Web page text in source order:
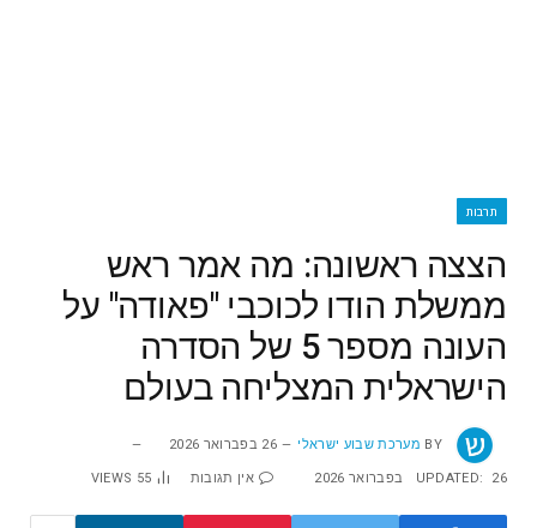
תרבות
הצצה ראשונה: מה אמר ראש
ממשלת הודו לכוכבי "פאודה" על
העונה מספר 5 של הסדרה
הישראלית המצליחה בעולם
BY מערכת שבוע ישראלי 26 בפברואר 2026
UPDATED: 26 בפברואר 2026 אין תגובות 55
VIEWS